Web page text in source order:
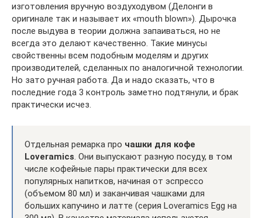
изготовления вручную воздуходувом (Делонги в
оригинале так и называет их «mouth blown»). Дырочка
после выдува в теории должна запаиваться, но не
всегда это делают качественно. Такие минусы
свойственны всем подобным моделям и других
производителей, сделанных по аналогичной технологии.
Но зато ручная работа. Да и надо сказать, что в
последние года 3 контроль заметно подтянули, и брак
практически исчез.
Отдельная ремарка про чашки для кофе
Loveramics. Они выпускают разную посуду, в том
числе кофейные пары практически для всех
популярных напитков, начиная от эспрессо
(объемом 80 мл) и заканчивая чашками для
больших капучино и латте (серия Loveramics Egg на